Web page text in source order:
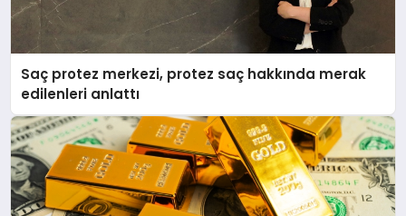
Saç protez merkezi, protez saç hakkında merak
edilenleri anlattı